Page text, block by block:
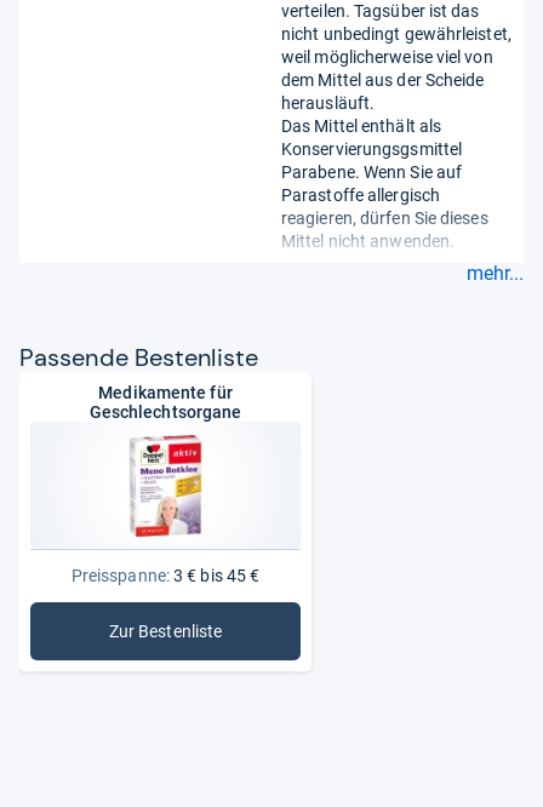
verteilen. Tagsüber ist das
nicht unbedingt gewährleistet,
weil möglicherweise viel von
dem Mittel aus der Scheide
herausläuft.
Das Mittel enthält als
Konservierungsgsmittel
Parabene. Wenn Sie auf
Parastoffe allergisch
reagieren, dürfen Sie dieses
Mittel nicht anwenden.
mehr...
Pas­sende Bes­ten­liste
Medikamente für
Geschlechtsorgane
Preisspanne:3 € bis 45 €
Zur Bestenliste: Medikamente für Geschlechtsorgane